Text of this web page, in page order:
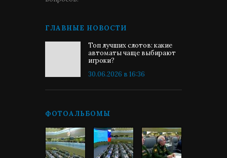
ГЛАВНЫЕ НОВОСТИ
Топ лучших слотов: какие
автоматы чаще выбирают
игроки?
30.06.2026 в 16:36
ФОТОАЛЬБОМЫ